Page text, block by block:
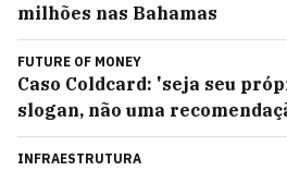
milhões nas Bahamas
FUTURE OF MONEY
Caso Coldcard: 'seja seu
slogan, não uma
INFRAESTRUTURA